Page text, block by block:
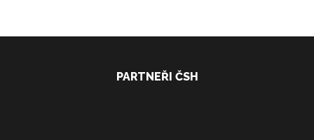
PARTNEŘI ČSH